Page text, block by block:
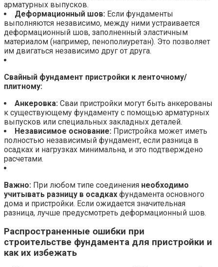
арматурных выпусков.
Деформационный шов: Если фундаменты
выполняются независимо, между ними устраивается
деформационный шов, заполненный эластичным
материалом (например, пенополиуретан). Это позволяет
им двигаться независимо друг от друга.
Свайный фундамент пристройки к ленточному/
плитному:
Анкеровка: Сваи пристройки могут быть анкерованы
к существующему фундаменту с помощью арматурных
выпусков или специальных закладных деталей.
Независимое основание: Пристройка может иметь
полностью независимый фундамент, если разница в
осадках и нагрузках минимальна, и это подтверждено
расчетами.
Важно: При любом типе соединения необходимо
учитывать разницу в осадках фундамента основного
дома и пристройки. Если ожидается значительная
разница, лучше предусмотреть деформационный шов.
Распространенные ошибки при
строительстве фундамента для пристройки и
как их избежать